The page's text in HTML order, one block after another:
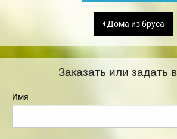
Дома из бруса
Заказать или задать
Имя